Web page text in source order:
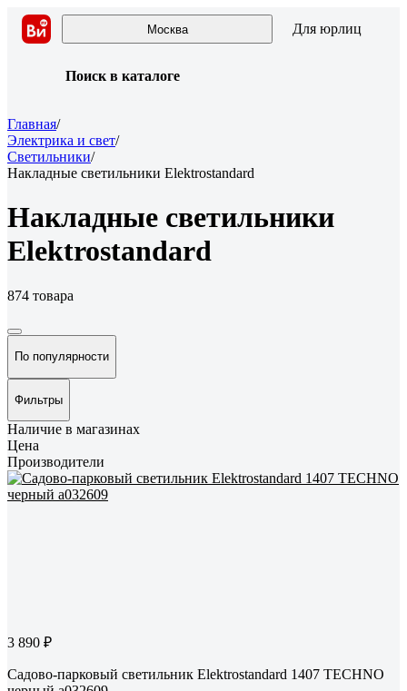
Москва Для юрлиц
Поиск в каталоге
Главная/
Электрика и свет/
Светильники/
Накладные светильники Elektrostandard
Накладные светильники
Elektrostandard
874 товара
По популярности
Фильтры
Наличие в магазинах
Цена
Производители
3 890 ₽
Садово-парковый светильник Elektrostandard 1407 TECHNO